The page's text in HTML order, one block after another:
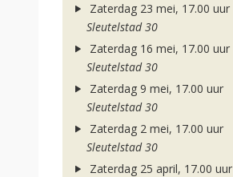
Zaterdag 23 mei, 17.00 uur
Sleutelstad 30
Zaterdag 16 mei, 17.00 uur
Sleutelstad 30
Zaterdag 9 mei, 17.00 uur
Sleutelstad 30
Zaterdag 2 mei, 17.00 uur
Sleutelstad 30
Zaterdag 25 april, 17.00 uur